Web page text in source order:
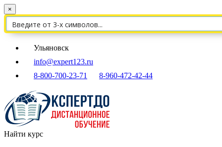
×
Ульяновск
info@expert123.ru
8-800-700-23-71
8-960-472-42-44
Найти курс